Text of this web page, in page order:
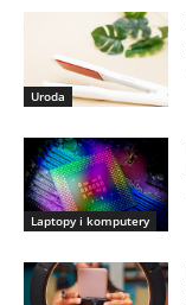
Uroda
Laptopy i komputery